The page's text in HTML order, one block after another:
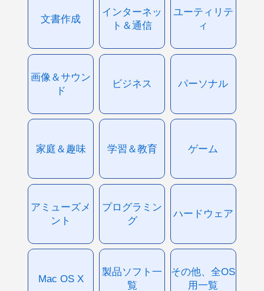
文書作成
インターネッ
ト＆通信
ユーティリテ
ィ
画像＆サウン
ド
ビジネス パーソナル
家庭＆趣味 学習＆教育 ゲーム
アミューズメ
ント
プログラミン
グ
ハードウェア
Mac OS X
製品ソフト一
覧
その他、全OS
用一覧